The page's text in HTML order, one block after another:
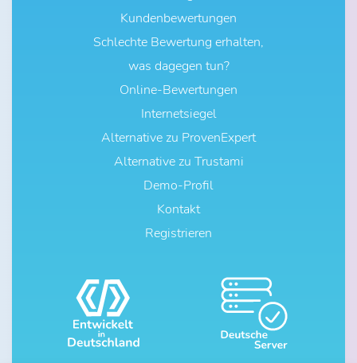
Kundenbewertungen
Schlechte Bewertung erhalten,
was dagegen tun?
Online-Bewertungen
Internetsiegel
Alternative zu ProvenExpert
Alternative zu Trustami
Demo-Profil
Kontakt
Registrieren